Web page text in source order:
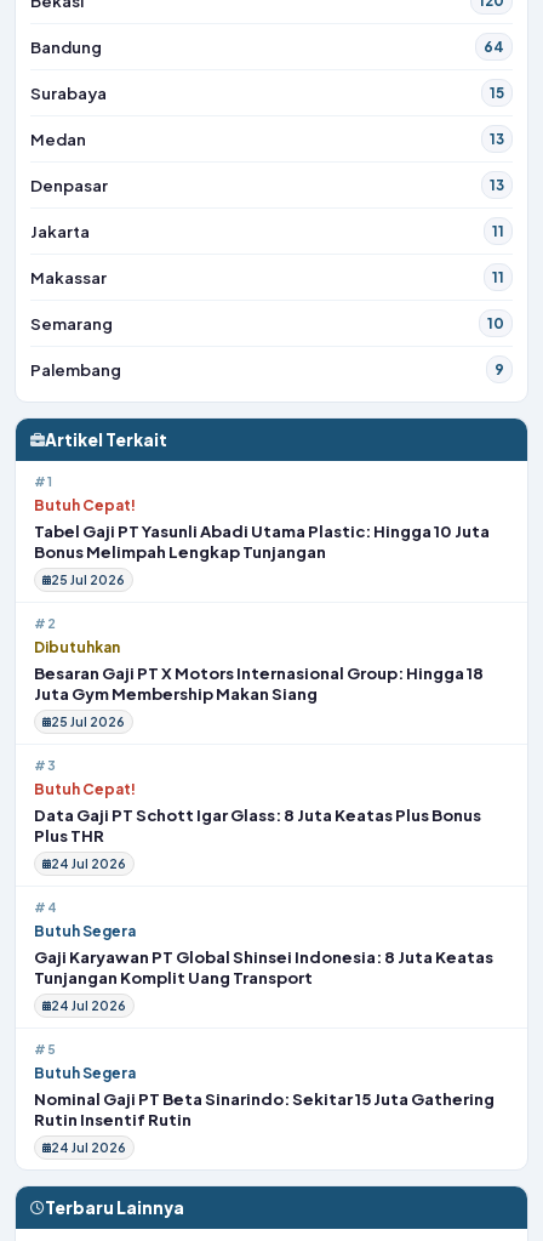
Bandung 64
Surabaya 15
Medan 13
Denpasar 13
Jakarta 11
Makassar 11
Semarang 10
Palembang 9
Artikel Terkait
#1
Butuh Cepat!
Tabel Gaji PT Yasunli Abadi Utama Plastic: Hingga 10 Juta
Bonus Melimpah Lengkap Tunjangan
25 Jul 2026
#2
Dibutuhkan
Besaran Gaji PT X Motors Internasional Group: Hingga 18
Juta Gym Membership Makan Siang
25 Jul 2026
#3
Butuh Cepat!
Data Gaji PT Schott Igar Glass: 8 Juta Keatas Plus Bonus
Plus THR
24 Jul 2026
#4
Butuh Segera
Gaji Karyawan PT Global Shinsei Indonesia: 8 Juta Keatas
Tunjangan Komplit Uang Transport
24 Jul 2026
#5
Butuh Segera
Nominal Gaji PT Beta Sinarindo: Sekitar 15 Juta Gathering
Rutin Insentif Rutin
24 Jul 2026
Terbaru Lainnya